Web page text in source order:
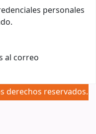
personales
al correo
derechos reservados.